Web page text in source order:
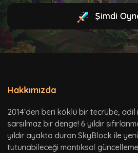
Şimdi
Hakkımızda
2014’den beri köklü bir tecrübe,
sarsılmaz bir denge! 6 yıldır
yıldır ayakta duran SkyBlock ile
tutunabileceği mantıksal